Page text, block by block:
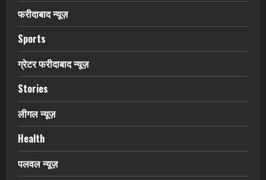
फरीदाबाद न्यूज़
Sports
ग्रेटर फरीदाबाद न्यूज़
Stories
लीगल न्यूज़
Health
पलवल न्यूज़